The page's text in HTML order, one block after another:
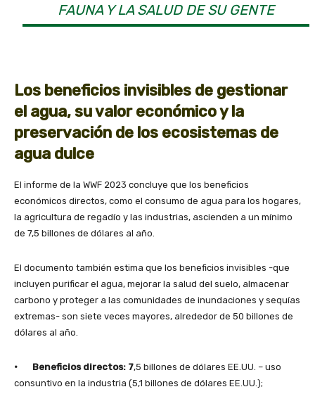
FAUNA Y LA SALUD DE SU GENTE
Los beneficios invisibles de gestionar
el agua, su valor económico y la
preservación de los ecosistemas de
agua dulce
El informe de la WWF 2023 concluye que los beneficios
económicos directos, como el consumo de agua para los hogares,
la agricultura de regadío y las industrias, ascienden a un mínimo
de 7,5 billones de dólares al año.
El documento también estima que los beneficios invisibles -que
incluyen purificar el agua, mejorar la salud del suelo, almacenar
carbono y proteger a las comunidades de inundaciones y sequías
extremas- son siete veces mayores, alrededor de 50 billones de
dólares al año.
· Beneficios directos: 7,5 billones de dólares EE.UU. – uso
consuntivo en la industria (5,1 billones de dólares EE.UU.);